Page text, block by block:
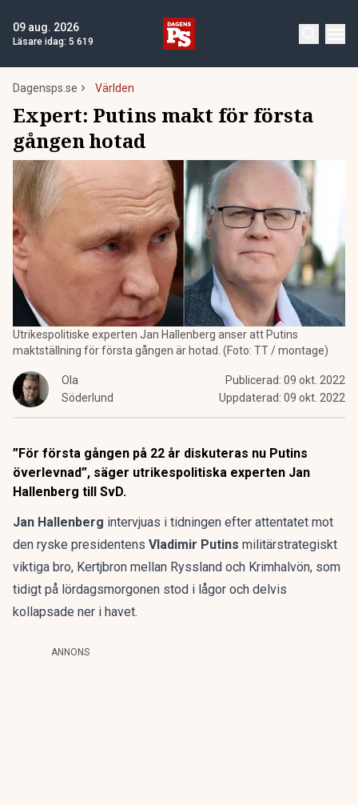
09 aug. 2026
Läsare idag: 5 619
Dagensps.se Världen
Expert: Putins makt för första
gången hotad
Utrikespolitiske experten Jan Hallenberg anser att Putins
maktställning för första gången är hotad. (Foto: TT / montage)
Ola
Söderlund
Publicerad: 09 okt. 2022
Uppdaterad: 09 okt. 2022
”För första gången på 22 år diskuteras nu Putins
överlevnad”, säger utrikespolitiska experten Jan
Hallenberg till SvD.
Jan Hallenberg intervjuas i tidningen efter attentatet mot
den ryske presidentens Vladimir Putins militärstrategiskt
viktiga bro, Kertjbron mellan Ryssland och Krimhalvön, som
tidigt på lördagsmorgonen stod i lågor och delvis
kollapsade ner i havet.
ANNONS